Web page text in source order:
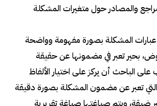
والمصادر حول متغيرات المشكلة
المشكلة بصورة مفهومة وواضحة
بحير تعبر في مضمونها عن حقيقة
الباحث أن يركز على اختيار الألفاظ
تعبر عن مضمون المشكلة بصورة دقيقة
ضيقة، ويتم صياغتها صياغة تقريرية